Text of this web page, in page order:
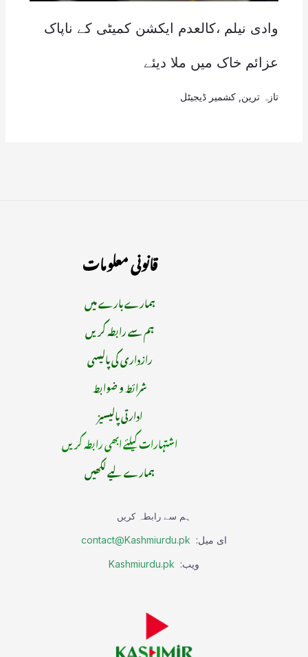
وادی نیلم ،کالعدم ایکشن کمیٹی کے ناپاک
عزائم خاک میں ملا دیئے
تازہ ترین کشمیر ڈیجیٹل
قانونی معلومات
ہمارے بارے میں
ہم سے رابطہ کریں
رازداری کی پالیسی
شرائط و ضوابط
ادارتی پالیسیز
اشتہارات کیلئے ابھی رابطہ کریں
ہمارے لیے لکھیں
ہم سے رابطہ کریں
ای میل: contact@Kashmiurdu.pk
ویب: Kashmiurdu.pk